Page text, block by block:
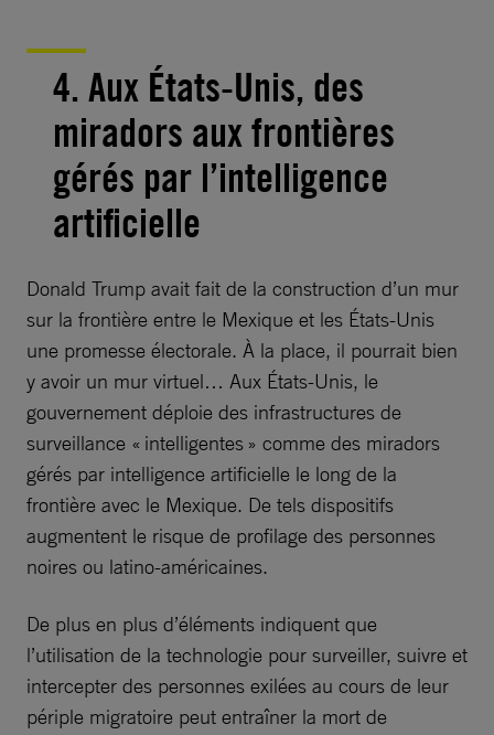
4. Aux États-Unis, des
miradors aux frontières
gérés par l’intelligence
artificielle
Donald Trump avait fait de la construction d’un mur
sur la frontière entre le Mexique et les États-Unis
une promesse électorale. À la place, il pourrait bien
y avoir un mur virtuel… Aux États-Unis, le
gouvernement déploie des infrastructures de
surveillance « intelligentes » comme des miradors
gérés par intelligence artificielle le long de la
frontière avec le Mexique. De tels dispositifs
augmentent le risque de profilage des personnes
noires ou latino-américaines.
De plus en plus d’éléments indiquent que
l’utilisation de la technologie pour surveiller, suivre et
intercepter des personnes exilées au cours de leur
périple migratoire peut entraîner la mort de